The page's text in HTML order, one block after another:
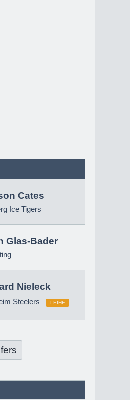
Cates
Ice Tigers
Glas-Bader
Nieleck
Steelers LEIHE